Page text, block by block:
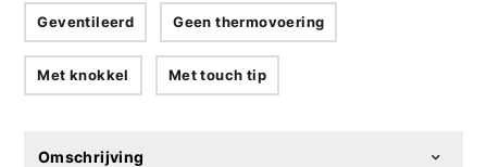
Geventileerd Geen thermovoering
Met knokkel Met touch tip
Omschrijving